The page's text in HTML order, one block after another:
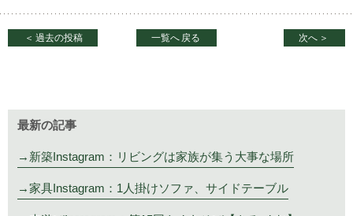
＜ 過去の投稿 一覧へ 戻る 次へ ＞
最新の記事
新築Instagram：リビングは家族が集う大事な場所
家具Instagram：1人掛けソファ、サイドテーブル